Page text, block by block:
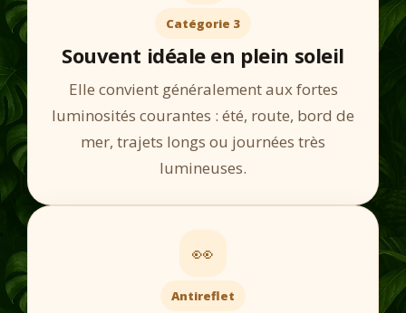
Catégorie 3
Souvent idéale en plein soleil
Elle convient généralement aux fortes
luminosités courantes : été, route, bord de
mer, trajets longs ou journées très
lumineuses.
👀
Antireflet